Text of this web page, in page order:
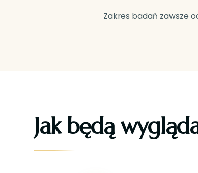
Zakres badań zawsze
Jak będą